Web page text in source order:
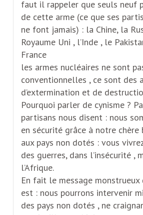
faut il rappeler que seuls neuf
de cette arme (ce que ses
ne font jamais) : la Chine, la
Royaume Uni , l’Inde , le
France
les armes nucléaires ne sont
conventionnelles , ce sont des
d’extermination et de
Pourquoi parler de cynisme ?
partisans nous disent : nous
en sécurité grâce à notre chère
aux pays non dotés : vous
des guerres, dans l’insécurité ,
l’Afrique.
En fait le message monstrueux
est : nous pourrons intervenir
des pays non dotés , ne